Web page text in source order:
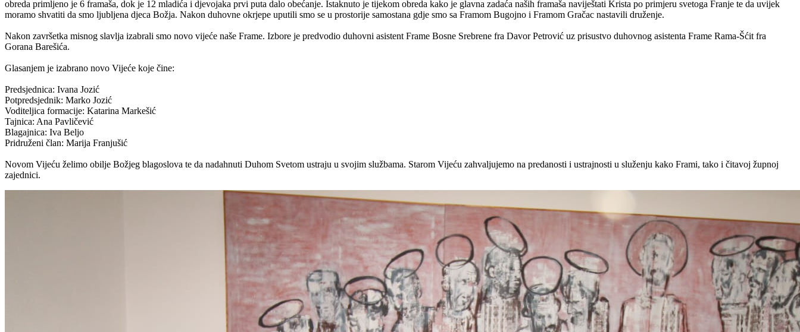
obreda primljeno je 6 framaša, dok je 12 mladića i djevojaka prvi puta dalo obećanje. Istaknuto je tijekom obreda kako je glavna zadaća naših framaša naviještati Krista po primjeru svetoga Franje te da uvijek
moramo shvatiti da smo ljubljena djeca Božja. Nakon duhovne okrjepe uputili smo se u prostorije samostana gdje smo sa Framom Bugojno i Framom Gračac nastavili druženje.
Nakon završetka misnog slavlja izabrali smo novo vijeće naše Frame. Izbore je predvodio duhovni asistent Frame Bosne Srebrene fra Davor Petrović uz prisustvo duhovnog asistenta Frame Rama-Šćit fra
Gorana Barešića.
Glasanjem je izabrano novo Vijeće koje čine:
Predsjednica: Ivana Jozić
Potpredsjednik: Marko Jozić
Voditeljica formacije: Katarina Markešić
Tajnica: Ana Pavličević
Blagajnica: Iva Beljo
Pridruženi član: Marija Franjušić
Novom Vijeću želimo obilje Božjeg blagoslova te da nadahnuti Duhom Svetom ustraju u svojim službama. Starom Vijeću zahvaljujemo na predanosti i ustrajnosti u služenju kako Frami, tako i čitavoj župnoj
zajednici.